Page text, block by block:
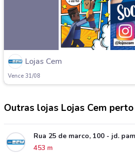
Lojas Cem
Vence 31/08
Outras lojas Lojas Cem
Rua 25 de marco, 100 - jd.
453 m